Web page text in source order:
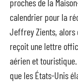
calendrier pour la
Jeffrey Zients, alors
reçoit une lettre
aérien et
que les États-Unis